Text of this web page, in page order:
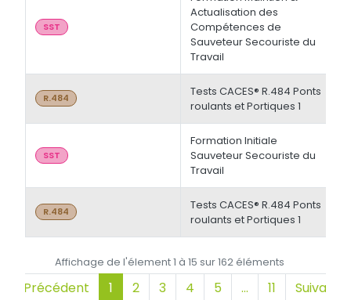
SST
Actualisation des
Compétences de
Sauveteur Secouriste du
Travail
R.484
Tests CACES® R.484 Ponts
roulants et Portiques 1
SST
Formation Initiale
Sauveteur Secouriste du
Travail
R.484
Tests CACES® R.484 Ponts
roulants et Portiques 1
Affichage de l'élement 1 à 15 sur 162 éléments
Précédent 1 2 3 4 5 … 11 Suivant